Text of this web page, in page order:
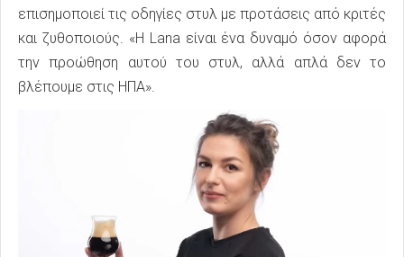
επισημοποιεί τις οδηγίες στυλ με προτάσεις από κριτές
και ζυθοποιούς. «Η Lana είναι ένα δυναμό όσον αφορά
την προώθηση αυτού του στυλ, αλλά απλά δεν το
βλέπουμε στις ΗΠΑ».